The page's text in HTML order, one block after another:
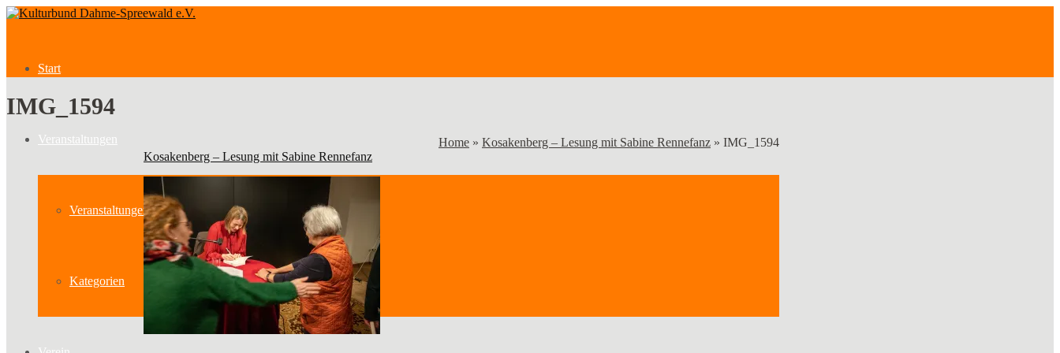
Start
Veranstaltungen
Veranstaltungen
Kategorien
IMG_1594
Home » Kosakenberg – Lesung mit Sabine Rennefanz » IMG_1594
Kosakenberg – Lesung mit Sabine Rennefanz